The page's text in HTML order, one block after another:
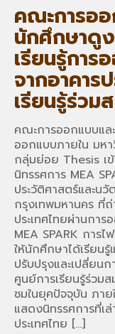
คณะการอ
นักศึกษาดูง
เรียนรู้กา
จากอาคา
เรียนรู้ร่วม
คณะการออกแบบแล
ออกแบบภายใน มห
กลุ่มย่อย Thesis เ
นิทรรศการ MEA
ประวัติศาสตร์และน
กรุงเทพมหานคร ที่
ประเทศไทยผ่านกา
MEA SPARK การ
ให้นักศึกษาได้เรียน
ปรับปรุงและเปลี่ยน
ศูนย์การเรียนรู้ร่วม
ชมในยุคปัจจุบัน ภา
แสดงนิทรรศการที่เ
ประเทศไทย […]